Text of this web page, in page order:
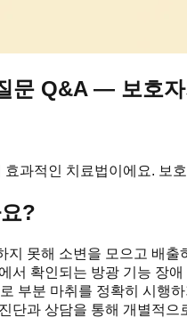
문 Q&A — 보호
과적인 치료법이에요. 보
?
못해 소변을 모으고 배
확인되는 방광 기능 장
부분 마취를 정확히 시
단과 상담을 통해 개별적으